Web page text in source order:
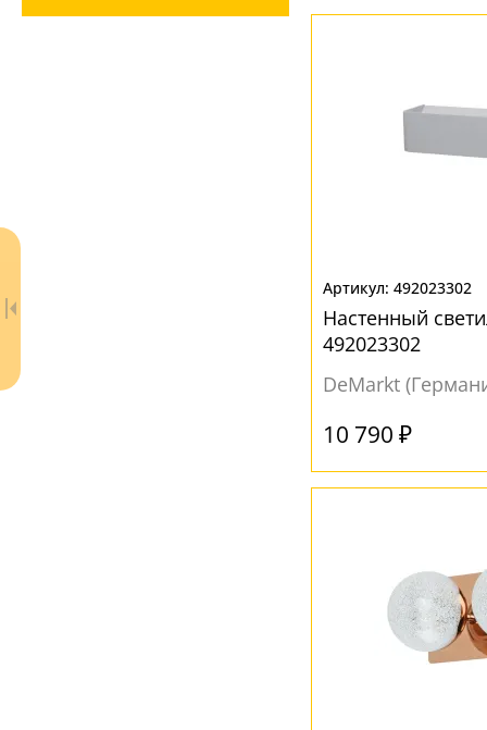
492023302
Настенный
492023302
DeMarkt
10 790 ₽